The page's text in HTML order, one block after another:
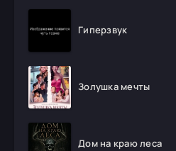
Гиперзвук
Золушка мечты
Дом на краю леса